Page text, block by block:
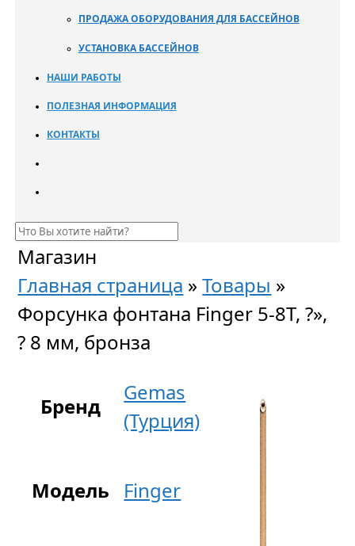
ПРОДАЖА ОБОРУДОВАНИЯ ДЛЯ БАССЕЙНОВ
УСТАНОВКА БАССЕЙНОВ
НАШИ РАБОТЫ
ПОЛЕЗНАЯ ИНФОРМАЦИЯ
КОНТАКТЫ
Магазин
Главная страница »Товары »
Форсунка фонтана Finger 5-8T, ?»,
? 8 мм, бронза
Бренд
Gemas
(Турция)
Модель Finger